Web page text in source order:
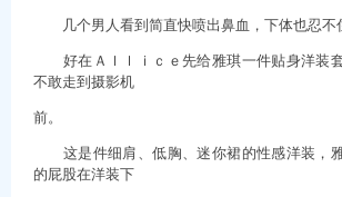
几个男人看到简直快喷出鼻血，下体也忍不
好在Ａｌｌｉｃｅ先给雅琪一件贴身洋装
不敢走到摄影机
前。
这是件细肩、低胸、迷你裙的性感洋装，
的屁股在洋装下